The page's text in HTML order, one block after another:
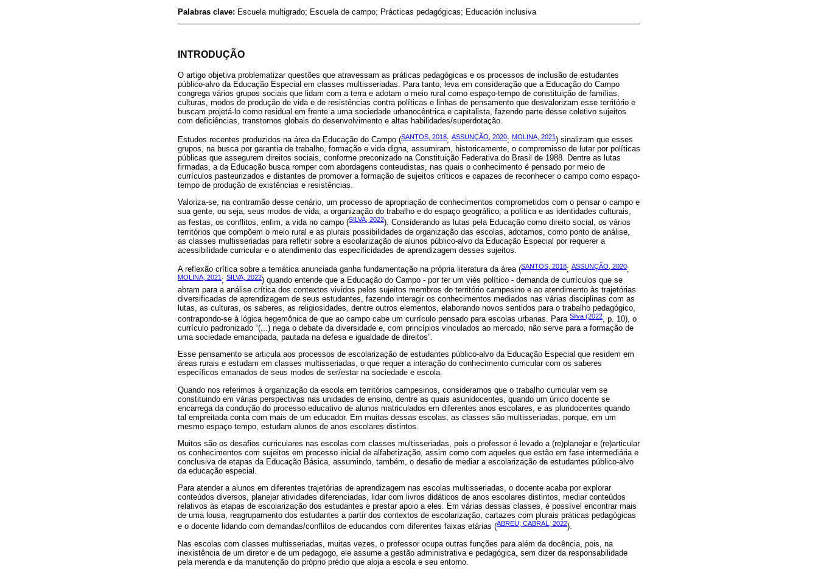
Palabras clave: Escuela multigrado; Escuela de campo; Prácticas pedagógicas; Educación inclusiva
INTRODUÇÃO
O artigo objetiva problematizar questões que atravessam as práticas pedagógicas e os processos de inclusão de estudantes
público-alvo da Educação Especial em classes multisseriadas. Para tanto, leva em consideração que a Educação do Campo
congrega vários grupos sociais que lidam com a terra e adotam o meio rural como espaço-tempo de constituição de famílias,
culturas, modos de produção de vida e de resistências contra políticas e linhas de pensamento que desvalorizam esse território e
buscam projetá-lo como residual em frente a uma sociedade urbanocêntrica e capitalista, fazendo parte desse coletivo sujeitos
com deficiências, transtornos globais do desenvolvimento e altas habilidades/superdotação.
Estudos recentes produzidos na área da Educação do Campo (SANTOS, 2018; ASSUNÇÃO, 2020; MOLINA, 2021) sinalizam que esses
grupos, na busca por garantia de trabalho, formação e vida digna, assumiram, historicamente, o compromisso de lutar por políticas
públicas que assegurem direitos sociais, conforme preconizado na Constituição Federativa do Brasil de 1988. Dentre as lutas
firmadas, a da Educação busca romper com abordagens conteudistas, nas quais o conhecimento é pensado por meio de
currículos pasteurizados e distantes de promover a formação de sujeitos críticos e capazes de reconhecer o campo como espaço-
tempo de produção de existências e resistências.
Valoriza-se, na contramão desse cenário, um processo de apropriação de conhecimentos comprometidos com o pensar o campo e
sua gente, ou seja, seus modos de vida, a organização do trabalho e do espaço geográfico, a política e as identidades culturais,
as festas, os conflitos, enfim, a vida no campo (SILVA, 2022). Considerando as lutas pela Educação como direito social, os vários
territórios que compõem o meio rural e as plurais possibilidades de organização das escolas, adotamos, como ponto de análise,
as classes multisseriadas para refletir sobre a escolarização de alunos público-alvo da Educação Especial por requerer a
acessibilidade curricular e o atendimento das especificidades de aprendizagem desses sujeitos.
A reflexão crítica sobre a temática anunciada ganha fundamentação na própria literatura da área (SANTOS, 2018; ASSUNÇÃO, 2020;
MOLINA, 2021; SILVA, 2022) quando entende que a Educação do Campo - por ter um viés político - demanda de currículos que se
abram para a análise crítica dos contextos vividos pelos sujeitos membros do território campesino e ao atendimento às trajetórias
diversificadas de aprendizagem de seus estudantes, fazendo interagir os conhecimentos mediados nas várias disciplinas com as
lutas, as culturas, os saberes, as religiosidades, dentre outros elementos, elaborando novos sentidos para o trabalho pedagógico,
contrapondo-se à lógica hegemônica de que ao campo cabe um currículo pensado para escolas urbanas. Para Silva (2022, p. 10), o
currículo padronizado “(...) nega o debate da diversidade e, com princípios vinculados ao mercado, não serve para a formação de
uma sociedade emancipada, pautada na defesa e igualdade de direitos”.
Esse pensamento se articula aos processos de escolarização de estudantes público-alvo da Educação Especial que residem em
áreas rurais e estudam em classes multisseriadas, o que requer a interação do conhecimento curricular com os saberes
específicos emanados de seus modos de ser/estar na sociedade e escola.
Quando nos referimos à organização da escola em territórios campesinos, consideramos que o trabalho curricular vem se
constituindo em várias perspectivas nas unidades de ensino, dentre as quais asunidocentes, quando um único docente se
encarrega da condução do processo educativo de alunos matriculados em diferentes anos escolares, e as pluridocentes quando
tal empreitada conta com mais de um educador. Em muitas dessas escolas, as classes são multisseriadas, porque, em um
mesmo espaço-tempo, estudam alunos de anos escolares distintos.
Muitos são os desafios curriculares nas escolas com classes multisseriadas, pois o professor é levado a (re)planejar e (re)articular
os conhecimentos com sujeitos em processo inicial de alfabetização, assim como com aqueles que estão em fase intermediária e
conclusiva de etapas da Educação Básica, assumindo, também, o desafio de mediar a escolarização de estudantes público-alvo
da educação especial.
Para atender a alunos em diferentes trajetórias de aprendizagem nas escolas multisseriadas, o docente acaba por explorar
conteúdos diversos, planejar atividades diferenciadas, lidar com livros didáticos de anos escolares distintos, mediar conteúdos
relativos às etapas de escolarização dos estudantes e prestar apoio a eles. Em várias dessas classes, é possível encontrar mais
de uma lousa, reagrupamento dos estudantes a partir dos contextos de escolarização, cartazes com plurais práticas pedagógicas
e o docente lidando com demandas/conflitos de educandos com diferentes faixas etárias (ABREU; CABRAL, 2022).
Nas escolas com classes multisseriadas, muitas vezes, o professor ocupa outras funções para além da docência, pois, na
inexistência de um diretor e de um pedagogo, ele assume a gestão administrativa e pedagógica, sem dizer da responsabilidade
pela merenda e da manutenção do próprio prédio que aloja a escola e seu entorno.